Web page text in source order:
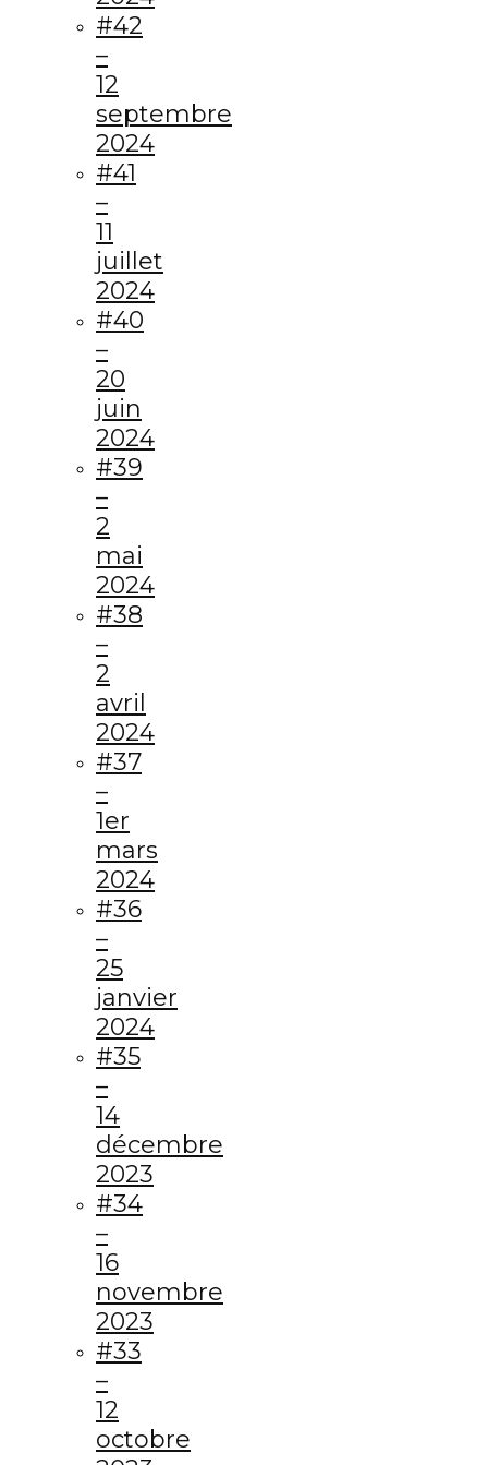
#42
–
12
septembre
2024
#41
–
11
juillet
2024
#40
–
20
juin
2024
#39
–
2
mai
2024
#38
–
2
avril
2024
#37
–
1er
mars
2024
#36
–
25
janvier
2024
#35
–
14
décembre
2023
#34
–
16
novembre
2023
#33
–
12
octobre